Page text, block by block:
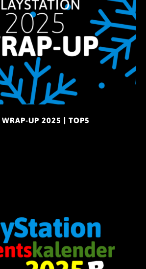
WRAP-UP 2025 | TOP5